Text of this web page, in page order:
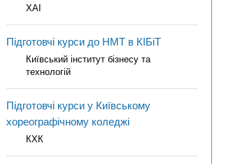
ХАІ
Підготовчі курси до НМТ в КІБіТ
Київський інститут бізнесу та
технологій
Підготовчі курси у Київському
хореографічному коледжі
КХК